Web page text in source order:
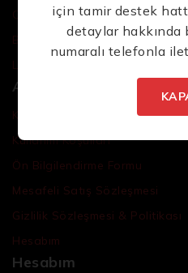
Cırcır Kolları
Batarya ve Adaptörler
Lokma ve Bits Setleri
Arm Professional
Kullanıcı/Üyelik Sözleşmesi
Kullanım Koşulları
Ön Bilgilendirme Formu
Mesafeli Satış Sözleşmesi
Gizlilik Sözleşmesi & Politikası
Hesabım
Hesabım
için tamir destek
detaylar
numaralı telefonla